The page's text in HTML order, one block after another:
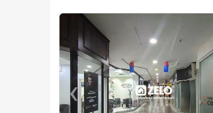
<
‹Previous